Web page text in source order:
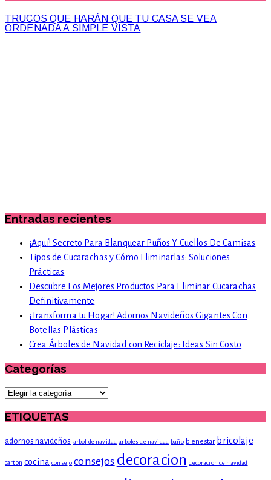
TRUCOS QUE HARÁN QUE TU CASA SE VEA
ORDENADA A SIMPLE VISTA
Entradas recientes
¡Aquí! Secreto Para Blanquear Puños Y Cuellos De Camisas
Tipos de Cucarachas y Cómo Eliminarlas: Soluciones
Prácticas
Descubre Los Mejores Productos Para Eliminar Cucarachas
Definitivamente
¡Transforma tu Hogar! Adornos Navideños Gigantes Con
Botellas Plásticas
Crea Árboles de Navidad con Reciclaje: Ideas Sin Costo
Categorías
Categorías
ETIQUETAS
adornos navideños arbol de navidad arboles de navidad baño bienestar bricolaje
carton cocina consejo consejos decoracion decoracion de navidad